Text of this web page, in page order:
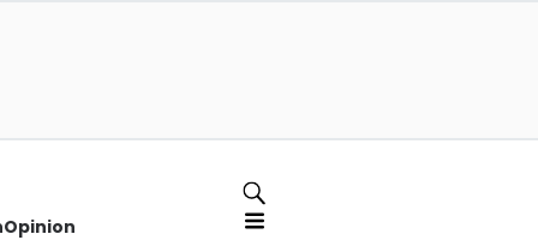
Opinion